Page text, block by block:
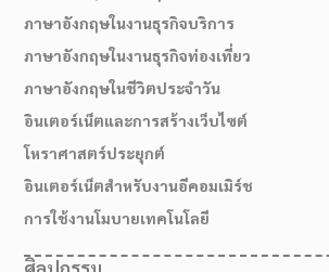
สมัครเรียน
ภาษาอังกฤษในงานธุรกิจบริการ
ภาษาอังกฤษในงานธุรกิจท่องเที่ยว
ภาษาอังกฤษในชีวิตประจำวัน
อินเตอร์เน็ตและการสร้างเว็บไซต์
โหราศาสตร์ประยุกต์
อินเตอร์เน็ตสำหรับงานอีคอมเมิร์ช
การใช้งานโมบายเทคโนโลยี